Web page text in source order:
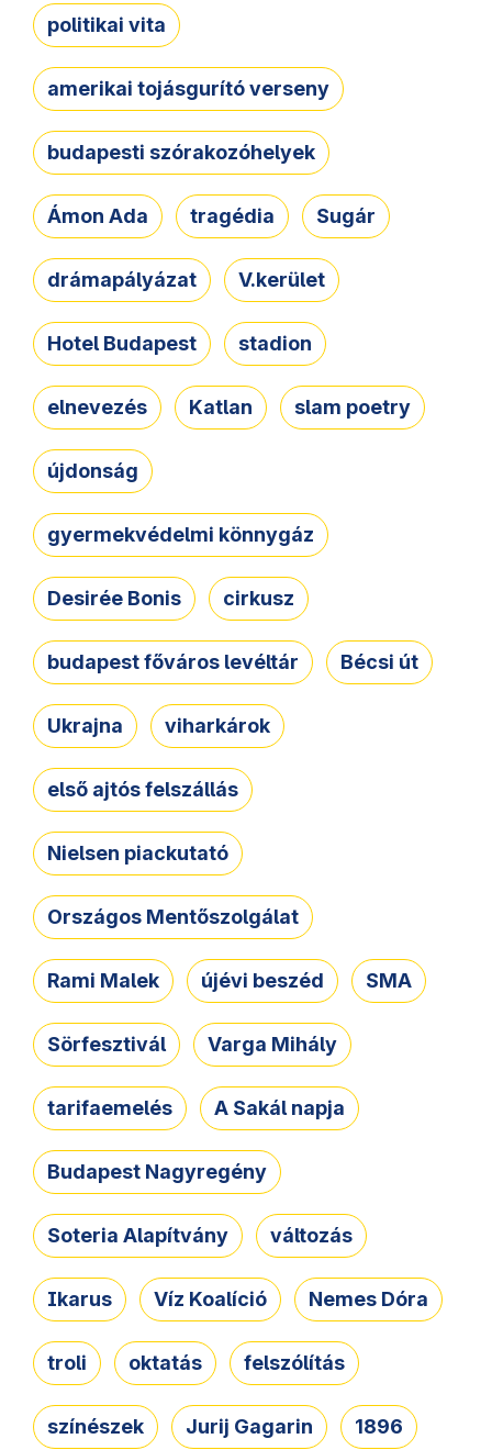
politikai vita
amerikai tojásgurító verseny
budapesti szórakozóhelyek
Ámon Ada tragédia Sugár
drámapályázat V.kerület
Hotel Budapest stadion
elnevezés Katlan slam poetry
újdonság
gyermekvédelmi könnygáz
Desirée Bonis cirkusz
budapest főváros levéltár Bécsi út
Ukrajna viharkárok
első ajtós felszállás
Nielsen piackutató
Országos Mentőszolgálat
Rami Malek újévi beszéd SMA
Sörfesztivál Varga Mihály
tarifaemelés A Sakál napja
Budapest Nagyregény
Soteria Alapítvány változás
Ikarus Víz Koalíció Nemes Dóra
troli oktatás felszólítás
színészek Jurij Gagarin 1896